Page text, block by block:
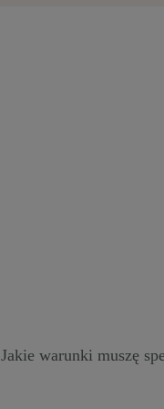
Jakie warunki muszę